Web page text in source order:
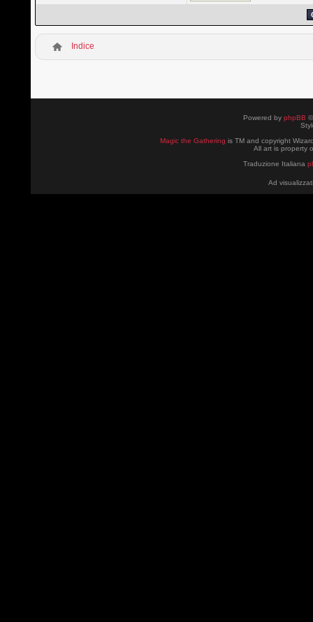
Indice
Powered by phpBB
Magic the Gathering is TM and copyright
All art is property
Traduzione Italiana
Ad